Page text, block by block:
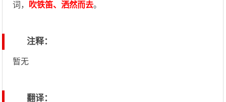
词，
吹铁笛、洒然而去。
注释：
暂无
翻译：